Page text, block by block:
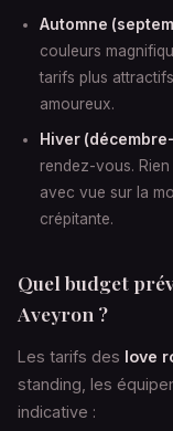
Automne
couleurs
tarifs plus
amoureux.
Hiver
rendez-vous.
avec vue sur la
crépitante.
Quel budget
Aveyron ?
Les tarifs des love
standing, les
indicative :